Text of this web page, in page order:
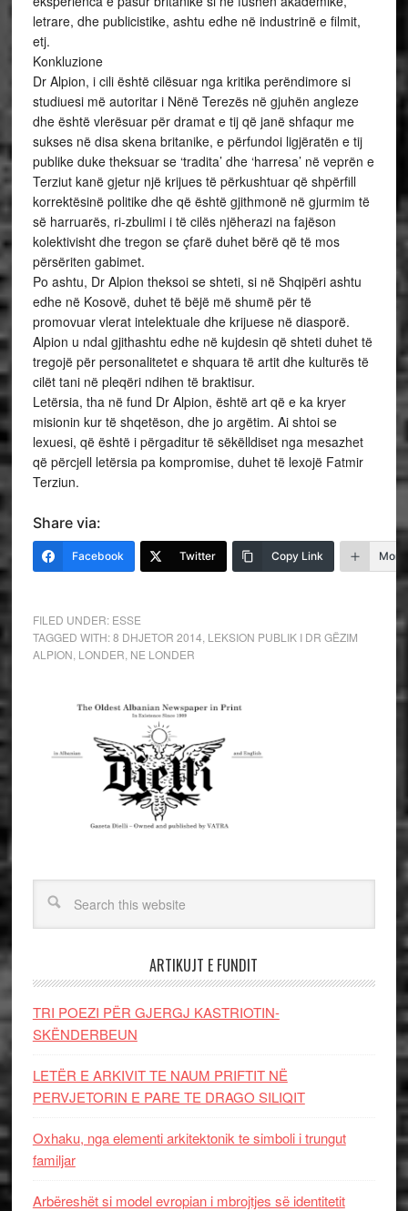
letrare, dhe publicistike, ashtu edhe në industrinë e filmit,
etj.
Konkluzione
Dr Alpion, i cili është cilësuar nga kritika perëndimore si
studiuesi më autoritar i Nënë Terezës në gjuhën angleze
dhe është vlerësuar për dramat e tij që janë shfaqur me
sukses në disa skena britanike, e përfundoi ligjëratën e tij
publike duke theksuar se ‘tradita’ dhe ‘harresa’ në veprën e
Terziut kanë gjetur një krijues të përkushtuar që shpërfill
korrektësinë politike dhe që është gjithmonë në gjurmim të
së harruarës, ri-zbulimi i të cilës njëherazi na fajëson
kolektivisht dhe tregon se çfarë duhet bërë që të mos
përsëriten gabimet.
Po ashtu, Dr Alpion theksoi se shteti, si në Shqipëri ashtu
edhe në Kosovë, duhet të bëjë më shumë për të
promovuar vlerat intelektuale dhe krijuese në diasporë.
Alpion u ndal gjithashtu edhe në kujdesin që shteti duhet të
tregojë për personalitetet e shquara të artit dhe kulturës të
cilët tani në pleqëri ndihen të braktisur.
Letërsia, tha në fund Dr Alpion, është art që e ka kryer
misionin kur të shqetëson, dhe jo argëtim. Ai shtoi se
lexuesi, që është i përgaditur të sëkëlldiset nga mesazhet
që përcjell letërsia pa kompromise, duhet të lexojë Fatmir
Terziun.
Share via:
Facebook Twitter Copy Link More
FILED UNDER: ESSE
TAGGED WITH:8 DHJETOR 2014 LEKSION PUBLIK I DR GËZIM
ALPION LONDER NE LONDER
ARTIKUJT E FUNDIT
TRI POEZI PËR GJERGJ KASTRIOTIN-
SKËNDERBEUN
LETËR E ARKIVIT TE NAUM PRIFTIT NË
PERVJETORIN E PARE TE DRAGO SILIQIT
Oxhaku, nga elementi arkitektonik te simboli i trungut
familjar
Arbëreshët si model evropian i mbrojtjes së identitetit